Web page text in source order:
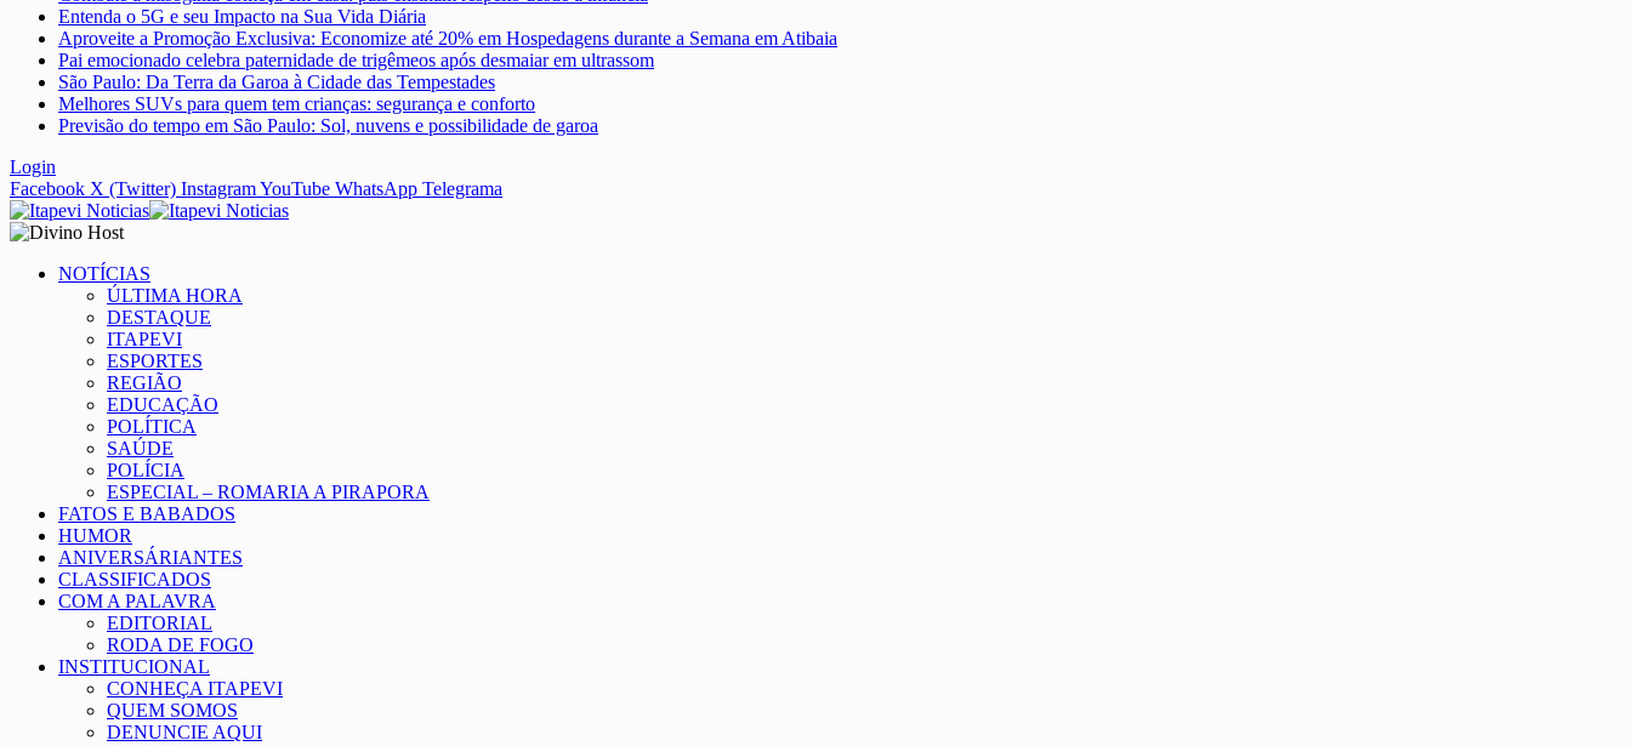
Entenda o 5G e seu Impacto na Sua Vida Diária
Aproveite a Promoção Exclusiva: Economize até 20% em Hospedagens durante a Semana em Atibaia
Pai emocionado celebra paternidade de trigêmeos após desmaiar em ultrassom
São Paulo: Da Terra da Garoa à Cidade das Tempestades
Melhores SUVs para quem tem crianças: segurança e conforto
Previsão do tempo em São Paulo: Sol, nuvens e possibilidade de garoa
Login
Facebook X (Twitter) InstagramYouTube WhatsApp Telegrama
NOTÍCIAS
ÚLTIMA HORA
DESTAQUE
ITAPEVI
ESPORTES
REGIÃO
EDUCAÇÃO
POLÍTICA
SAÚDE
POLÍCIA
ESPECIAL – ROMARIA A PIRAPORA
FATOS E BABADOS
HUMOR
ANIVERSÁRIANTES
CLASSIFICADOS
COM A PALAVRA
EDITORIAL
RODA DE FOGO
INSTITUCIONAL
CONHEÇA ITAPEVI
QUEM SOMOS
DENUNCIE AQUI